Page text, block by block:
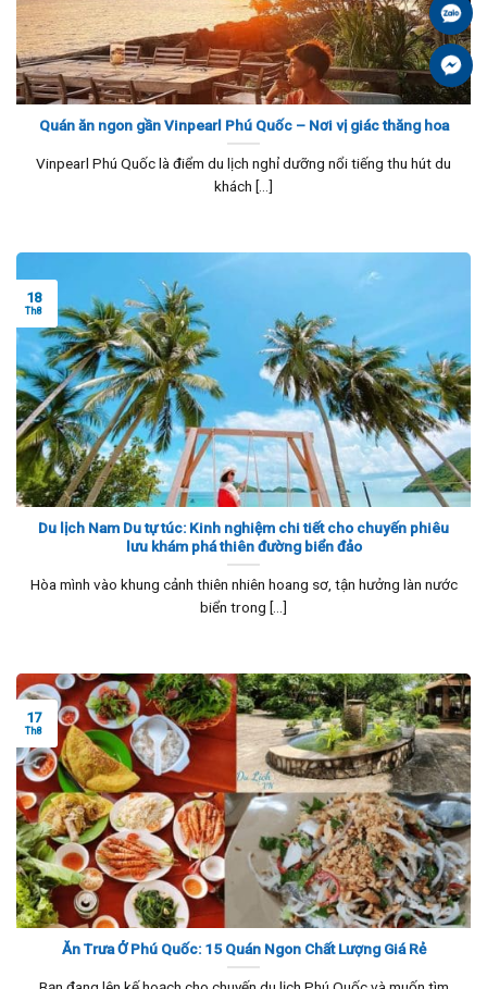
Quán ăn ngon gần Vinpearl Phú Quốc – Nơi vị giác thăng hoa
Vinpearl Phú Quốc là điểm du lịch nghỉ dưỡng nổi tiếng thu hút du
khách [...]
Du lịch Nam Du tự túc: Kinh nghiệm chi tiết cho chuyến phiêu
lưu khám phá thiên đường biển đảo
Hòa mình vào khung cảnh thiên nhiên hoang sơ, tận hưởng làn nước
biển trong [...]
18
Th8
Ăn Trưa Ở Phú Quốc: 15 Quán Ngon Chất Lượng Giá Rẻ
17
Th8